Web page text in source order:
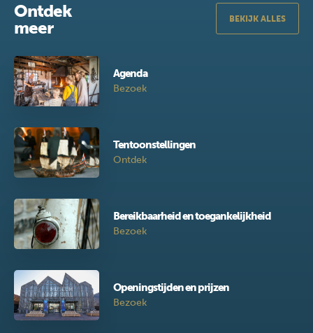
Ontdek
meer
BEKIJK ALLES
Agenda
Bezoek
Tentoonstellingen
Ontdek
Bereikbaarheid en toegankelijkheid
Bezoek
Openingstijden en prijzen
Bezoek